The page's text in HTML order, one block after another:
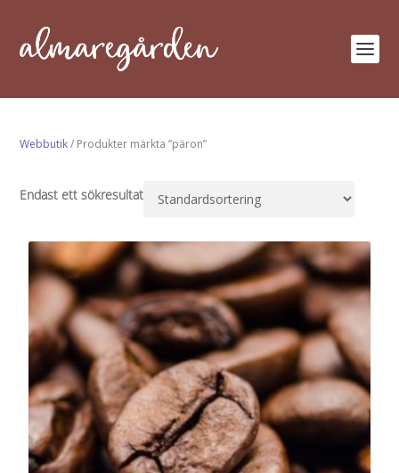
Webbutik/ Produkter märkta ”päron”
Endast ett sökresultat